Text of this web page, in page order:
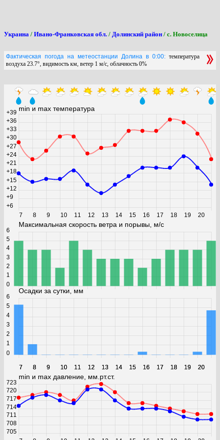
Украина / Ивано-Франковская обл. / Долинский район / с. Новоселица
Фактическая погода на метеостанции Долина в 0:00: температура
воздуха 23.7°, видимость км, ветер 1 м/с, облачность 0%
min и max температура
7 8 9 10 11 12 13 14 15 16 17 18 19 20
+6
+9
+12
+15
+18
+21
+24
+27
+30
+33
+36
+39
Максимальная скорость ветра и порывы, м/с
7 8 9 10 11 12 13 14 15 16 17 18 19 20
0
1
2
3
4
5
6
Осадки за сутки, мм
7 8 9 10 11 12 13 14 15 16 17 18 19 20
0
1
2
3
4
5
6
min и max давление, мм.рт.ст.
705
708
711
714
717
720
723